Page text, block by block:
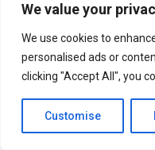
We value your
We use cookies to
personalised ads or
clicking "Accept All", you
Customise